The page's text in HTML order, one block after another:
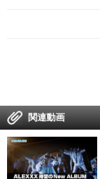
関連動画